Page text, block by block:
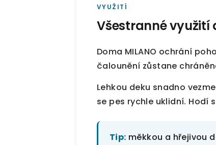
VYUŽITÍ
Všestranné
Doma MILANO ochrání
čalounění zůstane
Lehkou deku snadno
se pes rychle uklidní. Hodí
Tip: měkkou a hřejivou